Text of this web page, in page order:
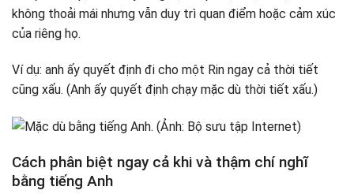
không thoải mái nhưng vẫn duy trì quan điểm hoặc cảm xúc
của riêng họ.
Ví dụ: anh ấy quyết định đi cho một Rin ngay cả thời tiết
cũng xấu. (Anh ấy quyết định chạy mặc dù thời tiết xấu.)
Cách phân biệt ngay cả khi và thậm chí nghĩ
bằng tiếng Anh